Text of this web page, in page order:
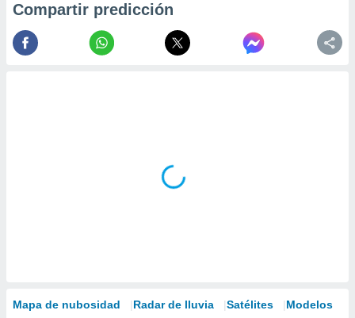
Compartir predicción
Mapa de nubosidad Radar de lluvia Satélites Modelos